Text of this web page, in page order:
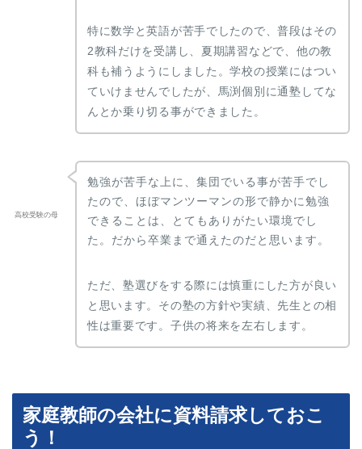
特に数学と英語が苦手でしたので、普段はその
2教科だけを受講し、夏期講習などで、他の教
科も補うようにしました。学校の授業にはつい
ていけませんでしたが、馬渕個別に通塾してな
んとか乗り切る事ができました。
高校受験の母
勉強が苦手な上に、集団でいる事が苦手でし
たので、ほぼマンツーマンの形で静かに勉強
できることは、とてもありがたい環境でし
た。だから卒業まで通えたのだと思います。
ただ、塾選びをする際には慎重にした方が良い
と思います。その塾の方針や実績、先生との相
性は重要です。子供の将来を左右します。
家庭教師の会社に資料請求しておこ
う！